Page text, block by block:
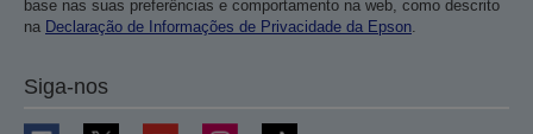
base nas suas preferências e comportamento na web, como descrito
na Declaração de Informações de Privacidade da Epson.
Siga-nos